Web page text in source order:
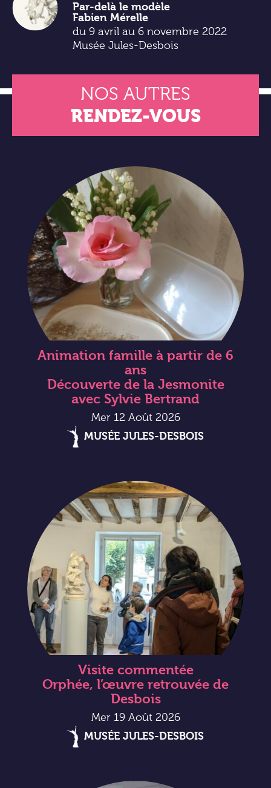
Par-delà le modèle
Fabien Mérelle
du 9 avril au 6 novembre 2022
Musée Jules-Desbois
NOS AUTRES
RENDEZ-VOUS
Animation famille à partir de 6
ans
Découverte de la Jesmonite
avec Sylvie Bertrand
Mer 12 Août 2026
MUSÉE JULES-DESBOIS
Visite commentée
Orphée, l’œuvre retrouvée de
Desbois
Mer 19 Août 2026
MUSÉE JULES-DESBOIS